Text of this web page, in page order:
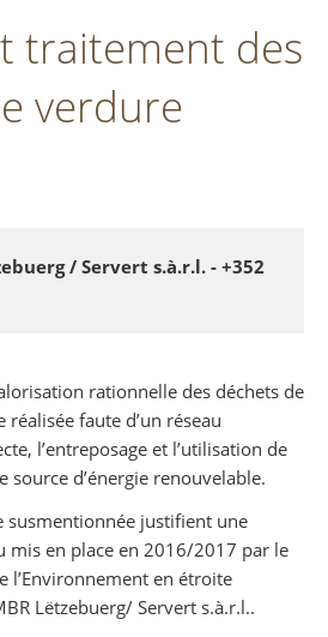
traitement des
verdure
/ Servert s.à.r.l. - +352
rationnelle des déchets de
réalisée faute d’un réseau
l’entreposage et l’utilisation de
source d’énergie renouvelable.
susmentionnée justifient une
mis en place en 2016/2017 par le
l’Environnement en étroite
Lëtzebuerg/ Servert s.à.r.l..